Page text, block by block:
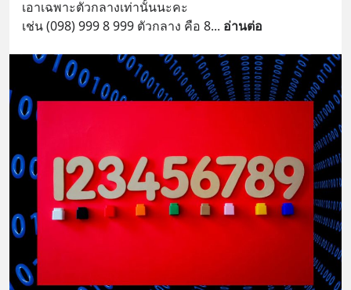
เอาเฉพาะตัวกลางเท่านั้นนะคะ
เช่น (098) 999 8 999 ตัวกลาง คือ 8... อ่านต่อ